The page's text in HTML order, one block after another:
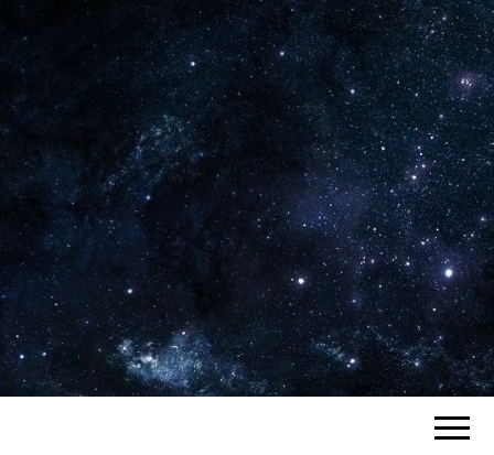
Plus de 2800 critiques de films